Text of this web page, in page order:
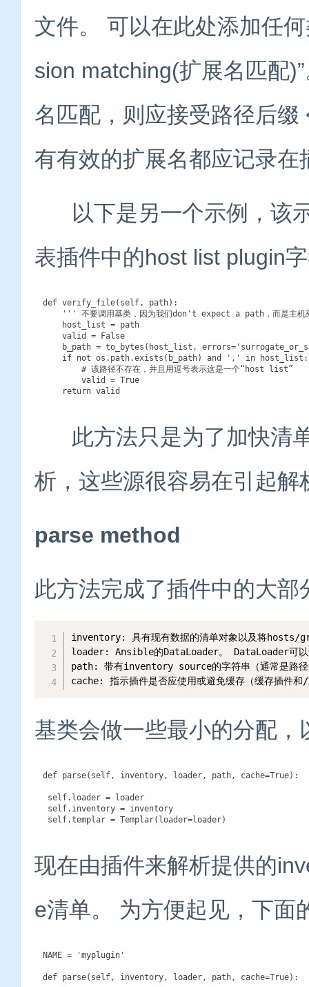
文件。 可以在此处添加任
sion matching(扩展名匹配
名匹配，则应接受路径后
有有效的扩展名都应记录在
以下是另一个示例，该示
表插件中的host list plugin
def verify_file(self, path):
''' 不要调用基类，因为我们don't expect a path，而是主
host_list = path
valid = False
b_path = to_bytes(host_list,
if not os.path.exists(b_path) and ',' in host_list:
# 该路径不存在，并且用逗号表示这是一个“host list”
valid = True
return valid
此方法只是为了加快清
析，这些源很容易在引起
parse method
此方法完成了插件中的大
inventory: 具有现有数据的清单对象以及将hosts/
loader: Ansible的DataLoader。 DataLoader可以读
path: 带有inventory source的字符串（通常是路径
cache: 指示插件是否应使用或避免缓存（缓存插件和
基类会做一些最小的分配
def parse(self, inventory, loader, path, cache=True):
self.loader = loader
self.inventory = inventory
self.templar = Templar(loader=loader)
现在由插件来解析提供的
e清单。 为方便起见，下面
NAME = 'myplugin'
def parse(self, inventory, loader, path, cache=True):